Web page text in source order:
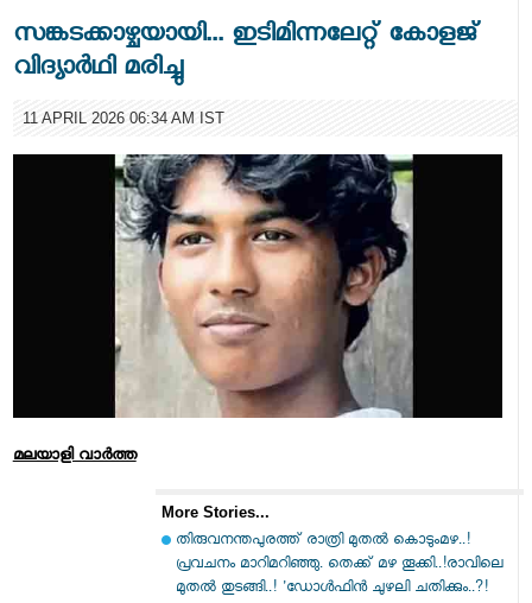
സങ്കടക്കാഴ്ചയായി... ഇടിമിന്നലേറ്റ് കോളജ്
വിദ്യാര്‍ഥി മരിച്ചു
11 APRIL 2026 06:34 AM IST
മലയാളി വാര്‍ത്ത
More Stories...
തിരുവനന്തപുരത്ത് രാത്രി മുതൽ കൊടുംമഴ..!
പ്രവചനം മാറിമറിഞ്ഞു. തെക്ക് മഴ തൂക്കി..!രാവിലെ
മുതൽ തുടങ്ങി..! 'ഡോൾഫിൻ ചുഴലി ചതിക്കും..?!